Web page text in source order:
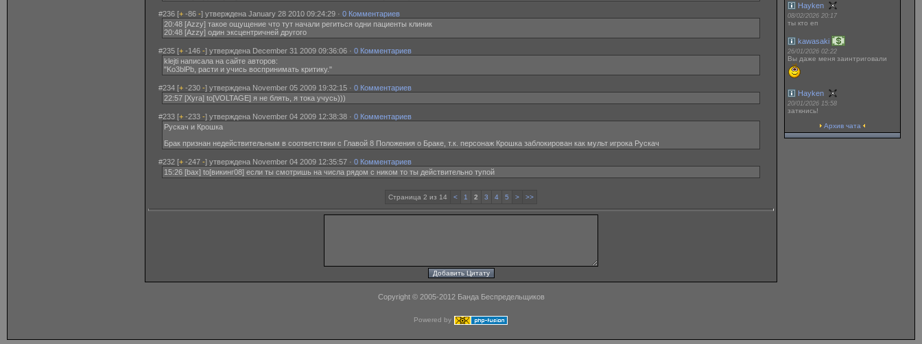
#236 [+ -86 -] утверждена January 28 2010 09:24:29 · 0 Комментариев
20:48 [Azzy] такое ощущение что тут начали региться одни пациенты клиник
20:48 [Azzy] один эксцентричней другого
#235 [+ -146 -] утверждена December 31 2009 09:36:06 · 0 Комментариев
klejti написала на сайте авторов:
"Ko3blPb, расти и учись воспринимать критику."
#234 [+ -230 -] утверждена November 05 2009 19:32:15 · 0 Комментариев
22:57 [Xyra] to[VOLTAGE] я не блять, я тока учусь)))
#233 [+ -233 -] утверждена November 04 2009 12:38:38 · 0 Комментариев
Рускач и Крошка
Брак признан недействительным в соответствии с Главой 8 Положения о Браке, т.к. персонаж Крошка заблокирован как мульт игрока Рускач
#232 [+ -247 -] утверждена November 04 2009 12:35:57 · 0 Комментариев
15:26 [bax] to[викинг08] если ты смотришь на числа рядом с ником то ты действительно тупой
Страница 2 из 14 < 1 2 3 4 5 > >>
Hayken
08/02/2026 20:17
ты кто еп
kawasaki
26/01/2026 02:22
Вы даже меня заинтриговали
Hayken
20/01/2026 15:58
заткнись!
Архив чата
Copyright © 2005-2012 Банда Беспредельщиков
Powered by